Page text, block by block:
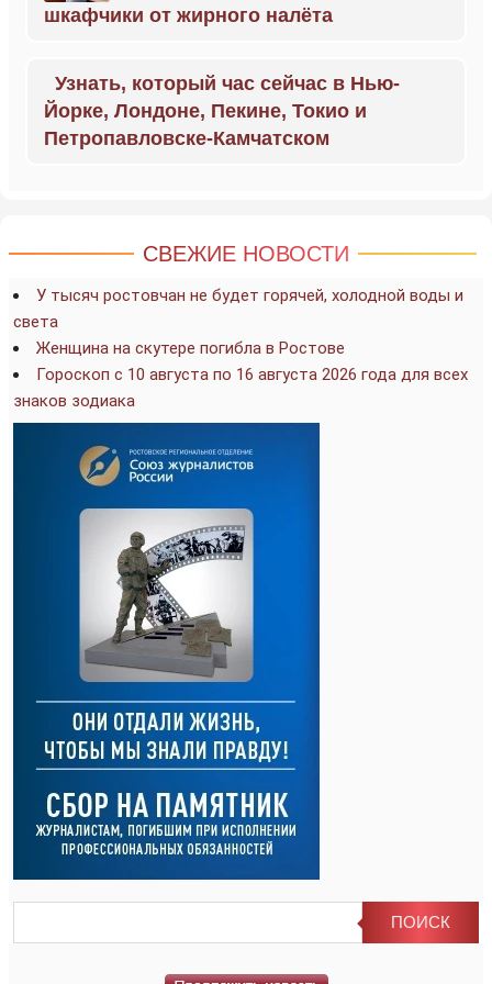
шкафчики от жирного налёта
Узнать, который час сейчас в Нью-
Йорке, Лондоне, Пекине, Токио и
Петропавловске-Камчатском
СВЕЖИЕ НОВОСТИ
У тысяч ростовчан не будет горячей, холодной воды и
света
Женщина на скутере погибла в Ростове
Гороскоп с 10 августа по 16 августа 2026 года для всех
знаков зодиака